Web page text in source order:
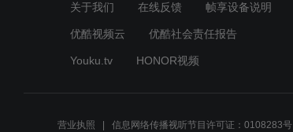
关于我们 在线反馈 帧享设备说明
优酷视频云 优酷社会责任报告
Youku.tv HONOR视频
营业执照 信息网络传播视听节目许可证：0108283号